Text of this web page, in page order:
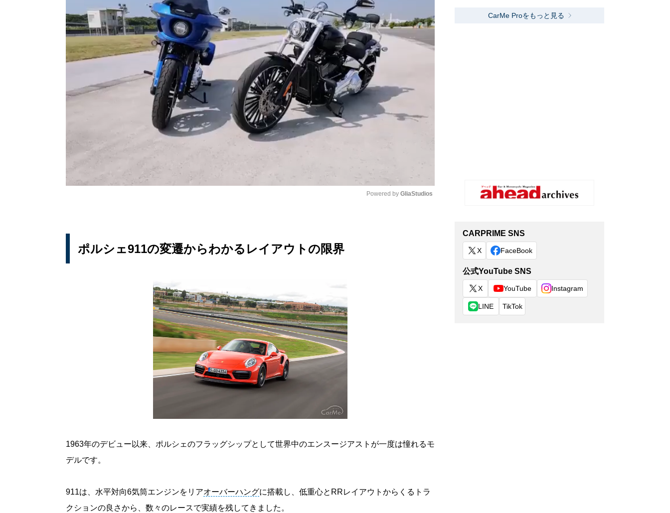
Powered by GliaStudios
ポルシェ911の変遷からわかるレイアウトの限界
1963年のデビュー以来、ポルシェのフラッグシップとして世界中のエンスージアストが一度は憧れるモ
デルです。
911は、水平対向6気筒エンジンをリアオーバーハングに搭載し、低重心とRRレイアウトからくるトラ
クションの良さから、数々のレースで実績を残してきました。
CarMe Proをもっと見る
CARPRIME SNS
X FaceBook
公式YouTube SNS
X YouTube Instagram
LINE TikTok